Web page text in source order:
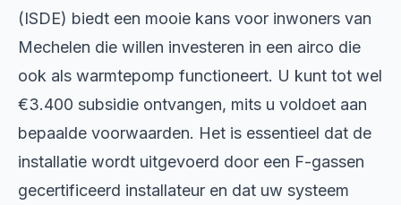
(ISDE) biedt een mooie kans voor inwoners van
Mechelen die willen investeren in een airco die
ook als warmtepomp functioneert. U kunt tot wel
€3.400 subsidie ontvangen, mits u voldoet aan
bepaalde voorwaarden. Het is essentieel dat de
installatie wordt uitgevoerd door een F-gassen
gecertificeerd installateur en dat uw systeem